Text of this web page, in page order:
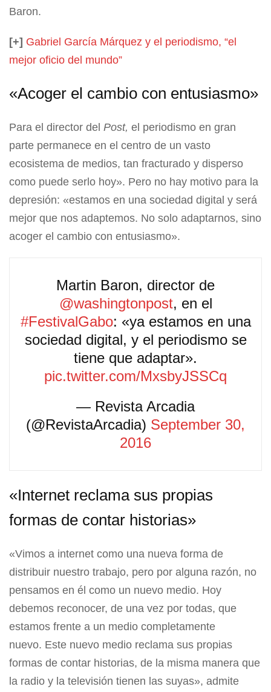
Baron.
[+] Gabriel García Márquez y el periodismo, “el
mejor oficio del mundo”
«Acoger el cambio con entusiasmo»
Para el director del Post, el periodismo en gran
parte permanece en el centro de un vasto
ecosistema de medios, tan fracturado y disperso
como puede serlo hoy». Pero no hay motivo para la
depresión: «estamos en una sociedad digital y será
mejor que nos adaptemos. No solo adaptarnos, sino
acoger el cambio con entusiasmo».
Martin Baron, director de
@washingtonpost, en el
#FestivalGabo: «ya estamos en una
sociedad digital, y el periodismo se
tiene que adaptar».
pic.twitter.com/MxsbyJSSCq
— Revista Arcadia
(@RevistaArcadia) September 30,
2016
«Internet reclama sus propias
formas de contar historias»
«Vimos a internet como una nueva forma de
distribuir nuestro trabajo, pero por alguna razón, no
pensamos en él como un nuevo medio. Hoy
debemos reconocer, de una vez por todas, que
estamos frente a un medio completamente
nuevo. Este nuevo medio reclama sus propias
formas de contar historias, de la misma manera que
la radio y la televisión tienen las suyas», admite